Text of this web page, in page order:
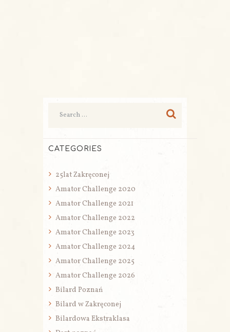
CATEGORIES
25lat Zakręconej
Amator Challenge 2020
Amator Challenge 2021
Amator Challenge 2022
Amator Challenge 2023
Amator Challenge 2024
Amator Challenge 2025
Amator Challenge 2026
Bilard Poznań
Bilard w Zakręconej
Bilardowa Ekstraklasa